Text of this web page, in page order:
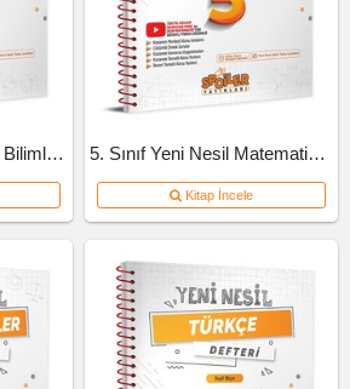
5. Sınıf Yeni Nesil Fen Bilimleri Defteri 5. Sınıf Yeni Nesil Matematik Defteri
Kitap İncele